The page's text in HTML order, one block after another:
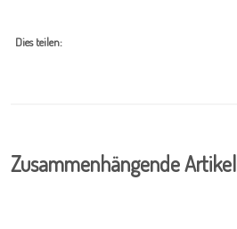
Dies teilen:
Zusammenhängende Artikel